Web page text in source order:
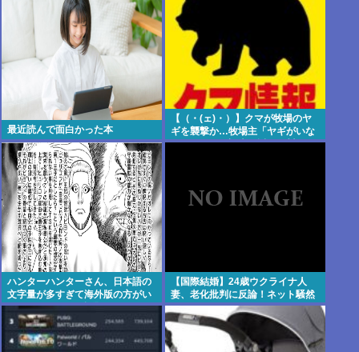
最近読んで面白かった本
【（・(ェ)・）】クマが牧場のヤ
ギを襲撃か…牧場主「ヤギがいな
い」ドローン調査で近くの川でヤ
ハンターハンターさん、日本語の
文字量が多すぎて海外版の方がい
いんじゃないかと話題に
【国際結婚】24歳ウクライナ人
妻、老化批判に反論！ネット騒然